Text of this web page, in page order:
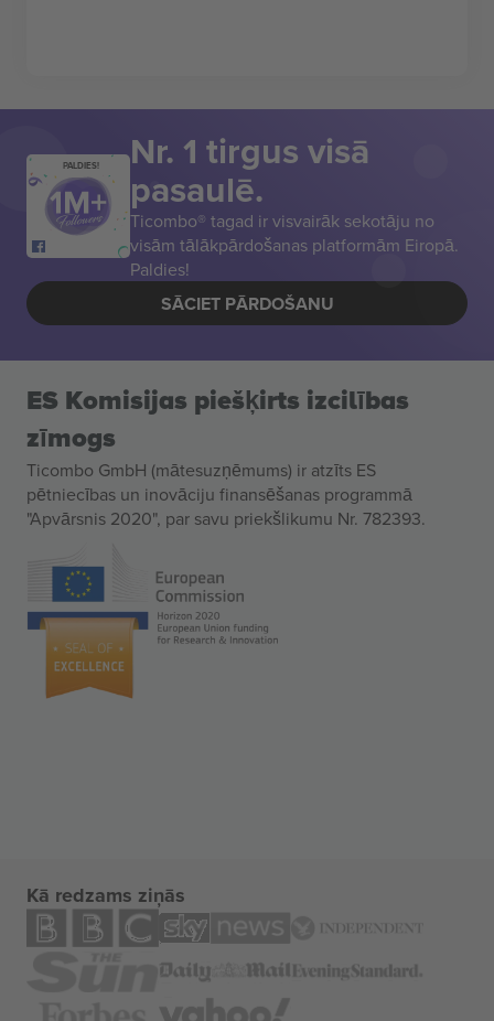
PALDIES! Nr. 1 tirgus visā
pasaulē.
Ticombo® tagad ir visvairāk sekotāju no
visām tālākpārdošanas platformām Eiropā.
Paldies!
SĀCIET PĀRDOŠANU
ES Komisijas piešķirts izcilības
zīmogs
Ticombo GmbH (mātesuzņēmums) ir atzīts ES
pētniecības un inovāciju finansēšanas programmā
"Apvārsnis 2020", par savu priekšlikumu Nr. 782393.
Kā redzams ziņās